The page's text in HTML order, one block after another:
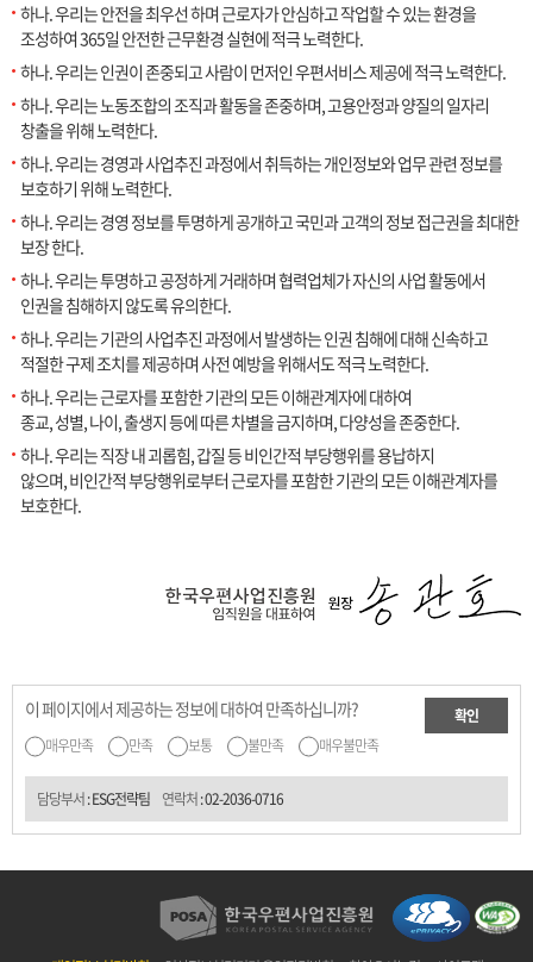
하나. 우리는 안전을 최우선 하며 근로자가 안심하고 작업할 수 있는 환경을
조성하여 365일 안전한 근무환경 실현에 적극 노력한다.
하나. 우리는 인권이 존중되고 사람이 먼저인 우편서비스 제공에 적극 노력한다.
하나. 우리는 노동조합의 조직과 활동을 존중하며, 고용안정과 양질의 일자리
창출을 위해 노력한다.
하나. 우리는 경영과 사업추진 과정에서 취득하는 개인정보와 업무 관련 정보를
보호하기 위해 노력한다.
하나. 우리는 경영 정보를 투명하게 공개하고 국민과 고객의 정보 접근권을 최대한
보장 한다.
하나. 우리는 투명하고 공정하게 거래하며 협력업체가 자신의 사업 활동에서
인권을 침해하지 않도록 유의한다.
하나. 우리는 기관의 사업추진 과정에서 발생하는 인권 침해에 대해 신속하고
적절한 구제 조치를 제공하며 사전 예방을 위해서도 적극 노력한다.
하나. 우리는 근로자를 포함한 기관의 모든 이해관계자에 대하여
종교, 성별, 나이, 출생지 등에 따른 차별을 금지하며, 다양성을 존중한다.
하나. 우리는 직장 내 괴롭힘, 갑질 등 비인간적 부당행위를 용납하지
않으며, 비인간적 부당행위로부터 근로자를 포함한 기관의 모든 이해관계자를
보호한다.
이 페이지에서 제공하는 정보에 대하여 만족하십니까?
매우만족 만족 보통 불만족 매우불만족
확인
담당부서: ESG전략팀 연락처:02-2036-0716